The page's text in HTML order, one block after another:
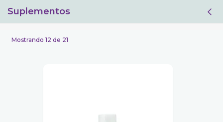
Suplementos
Mostrando 12 de 21